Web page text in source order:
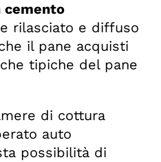
cemento
rilasciato e diffuso
il pane acquisti
tipiche del pane
di cottura
auto
possibilità di